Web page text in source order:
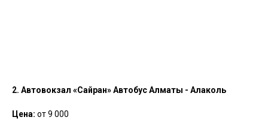
2. Автовокзал «Сайран» Автобус Алматы - Алаколь
Цена: от 9 000